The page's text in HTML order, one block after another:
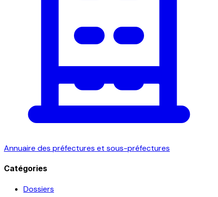
Annuaire des préfectures et sous-préfectures
Catégories
Dossiers